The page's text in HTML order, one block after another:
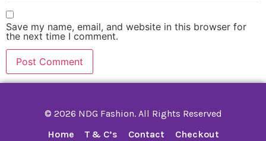
Save my name, email, and website in this browser for
the next time I comment.
© 2026 NDG Fashion. All Rights Reserved
Home
T & C’s Contact Checkout